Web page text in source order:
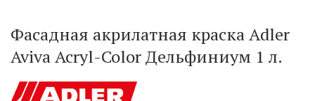
Фасадная акрилатная краска Adler
Aviva Acryl-Color Дельфиниум 1 л.